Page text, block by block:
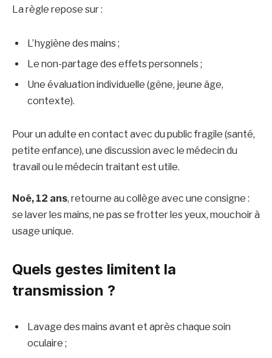
La règle repose sur :
L’hygiène des mains ;
Le non-partage des effets personnels ;
Une évaluation individuelle (gêne, jeune âge,
contexte).
Pour un adulte en contact avec du public fragile (santé,
petite enfance), une discussion avec le médecin du
travail ou le médecin traitant est utile.
Noé, 12 ans, retourne au collège avec une consigne :
se laver les mains, ne pas se frotter les yeux, mouchoir à
usage unique.
Quels gestes limitent la
transmission ?
Lavage des mains avant et après chaque soin
oculaire ;